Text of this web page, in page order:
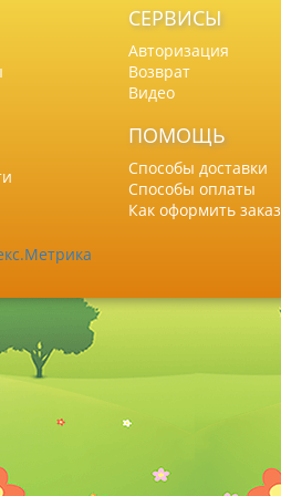
СЕРВИСЫ
Авторизация
Возврат
Видео
ПОМОЩЬ
Способы доставки
Способы оплаты
Как оформить заказ